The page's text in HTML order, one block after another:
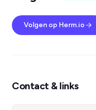
Volgen op Herm.io
Contact & links